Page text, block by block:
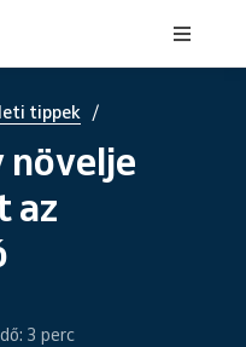
tippek /
növelje
az
3 perc